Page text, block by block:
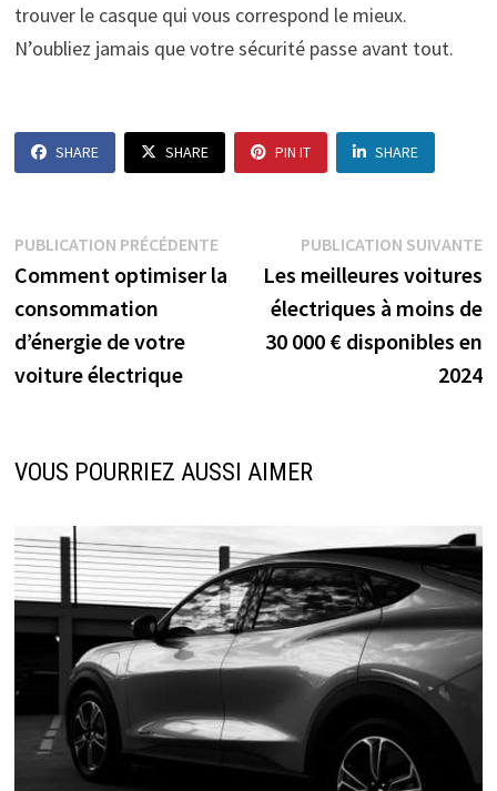
trouver le casque qui vous correspond le mieux.
N’oubliez jamais que votre sécurité passe avant tout.
SHARE SHARE PIN IT SHARE
Navigation
de
l’article
PUBLICATION PRÉCÉDENTEPublication
précédente :
Comment optimiser la
consommation
d’énergie de votre
voiture électrique
PUBLICATION SUIVANTE
Les meilleures voitures
électriques à moins de
30 000 € disponibles en
2024
VOUS POURRIEZ AUSSI AIMER